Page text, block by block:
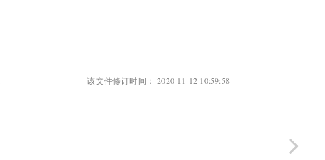
该文件修订时间： 2020-11-12 10:59:58